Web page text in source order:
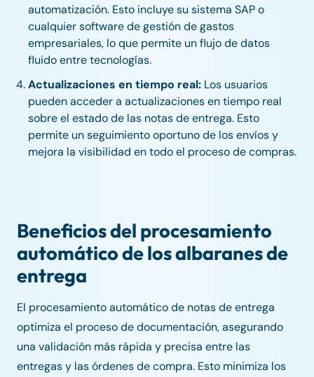
automatización. Esto incluye su sistema SAP o
cualquier software de gestión de gastos
empresariales, lo que permite un flujo de datos
fluido entre tecnologías.
Actualizaciones en tiempo real: Los usuarios
pueden acceder a actualizaciones en tiempo real
sobre el estado de las notas de entrega. Esto
permite un seguimiento oportuno de los envíos y
mejora la visibilidad en todo el proceso de compras.
Beneficios del procesamiento
automático de los albaranes de
entrega
El procesamiento automático de notas de entrega
optimiza el proceso de documentación, asegurando
una validación más rápida y precisa entre las
entregas y las órdenes de compra. Esto minimiza los